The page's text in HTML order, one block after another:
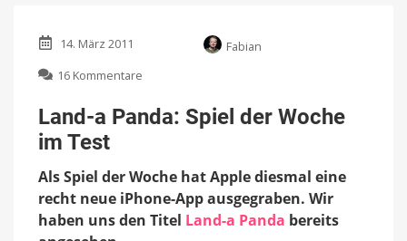
14. März 2011
Fabian
16 Kommentare
a
Panda:
Woche
im
Test
Land-a Panda: Spiel der Woche
im Test
Als Spiel der Woche hat Apple diesmal eine
recht neue iPhone-App ausgegraben. Wir
haben uns den Titel Land-a Panda bereits